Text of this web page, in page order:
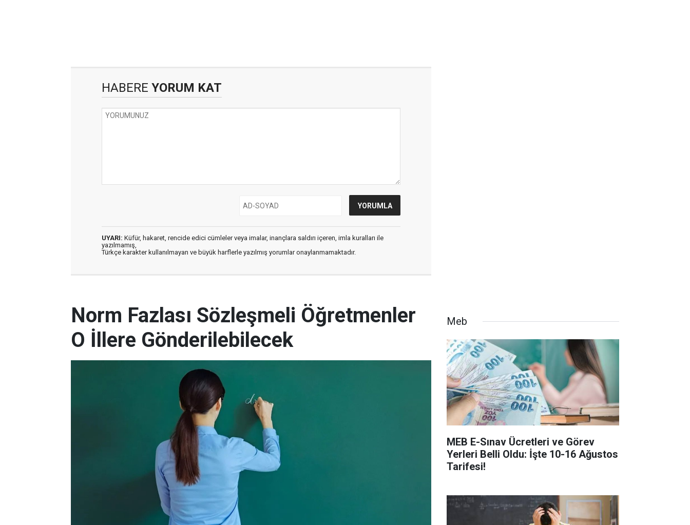
HABERE YORUM KAT
UYARI: Küfür, hakaret, rencide edici cümleler veya imalar, inançlara saldırı içeren, imla kuralları ile
yazılmamış,
Türkçe karakter kullanılmayan ve büyük harflerle yazılmış yorumlar onaylanmamaktadır.
Norm Fazlası Sözleşmeli Öğretmenler
O İllere Gönderilebilecek
Meb
MEB E-Sınav Ücretleri ve Görev
Yerleri Belli Oldu: İşte 10-16 Ağustos
Tarifesi!